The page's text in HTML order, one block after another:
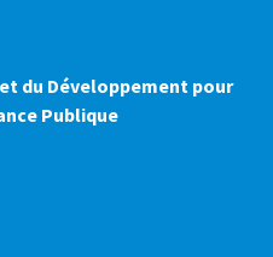
du Développement pour
Publique